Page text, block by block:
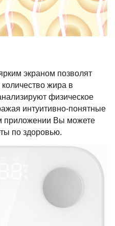
экраном позволят
жира в
физическое
интуитивно-понятные
приложении Вы можете
по здоровью.